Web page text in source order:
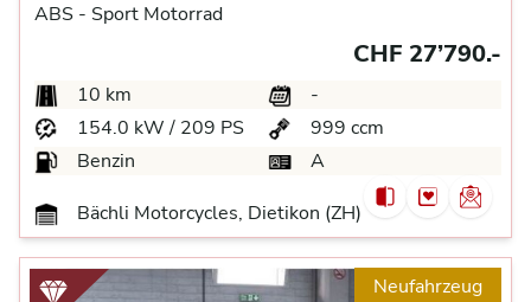
ABS - Sport Motorrad
CHF 27’790.-
10 km
-
154.0 kW / 209 PS
999 ccm
Benzin
A
Bächli Motorcycles, Dietikon (ZH)
Neufahrzeug